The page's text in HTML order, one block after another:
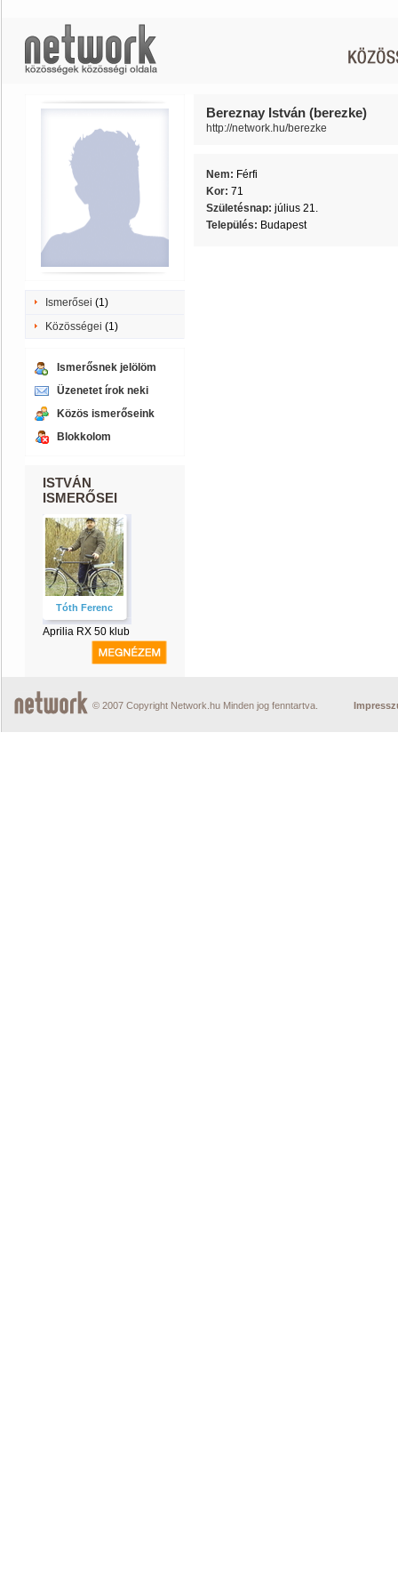
Ismerősei (1)
Közösségei (1)
Ismerősnek jelölöm
Üzenetet írok neki
Közös ismerőseink
Blokkolom
ISTVÁN
ISMERŐSEI
Tóth Ferenc
Aprilia RX 50 klub
Bereznay István (berezke)
http://network.hu/berezke
Nem: Férfi
Kor: 71
Születésnap: július 21.
Település: Budapest
© 2007 Copyright Network.hu Minden jog fenntartva.